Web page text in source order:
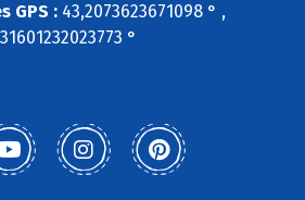
GPS :43,2073623671098 ° ,
°